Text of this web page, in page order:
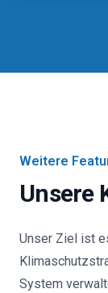
Weitere
Unsere
Unser Ziel ist
System